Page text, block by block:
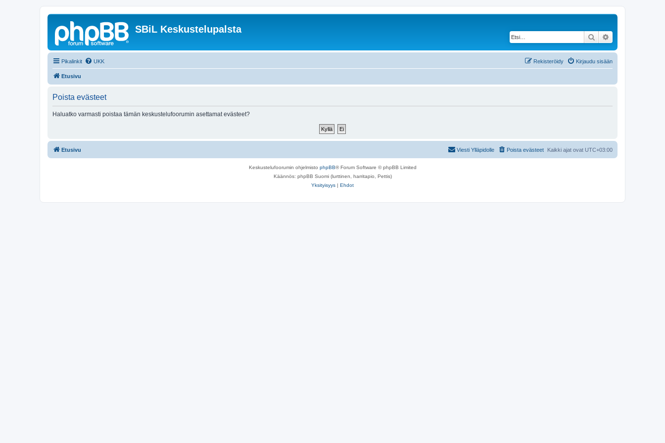
SBiL Keskustelupalsta
Etsi
Pikalinkit UKK Kirjaudu sisään
Rekisteröidy
Etusivu
Poista evästeet
Haluatko varmasti poistaa tämän keskustelufoorumin asettamat evästeet?
Etusivu Kaikki ajat ovat UTC+03:00
Poista evästeet
Viesti Ylläpidolle
Keskustelufoorumin ohjelmisto phpBB® Forum Software © phpBB Limited
Käännös: phpBB Suomi (lurttinen, harritapio, Pettis)
Yksityisyys | Ehdot